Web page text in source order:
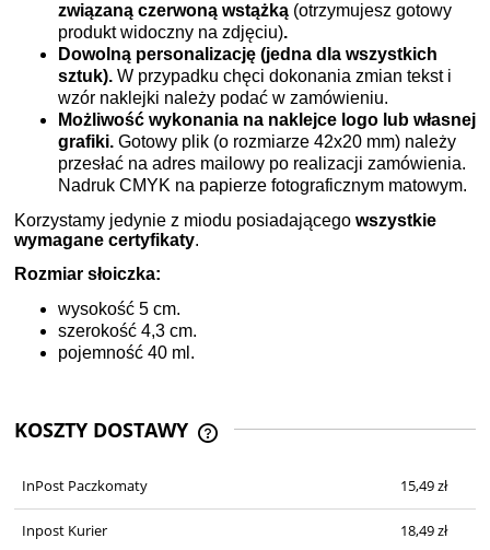
związaną czerwoną wstążką (otrzymujesz gotowy
produkt widoczny na zdjęciu).
Dowolną personalizację (jedna dla wszystkich
sztuk). W przypadku chęci dokonania zmian tekst i
wzór naklejki należy podać w zamówieniu.
Możliwość wykonania na naklejce logo lub własnej
grafiki. Gotowy plik (o rozmiarze 42x20 mm) należy
przesłać na adres mailowy po realizacji zamówienia.
Nadruk CMYK na papierze fotograficznym matowym.
Korzystamy jedynie z miodu posiadającego wszystkie
wymagane certyfikaty.
Rozmiar słoiczka:
wysokość 5 cm.
szerokość 4,3 cm.
pojemność 40 ml.
KOSZTY DOSTAWY
InPost Paczkomaty
15,49 zł
Inpost Kurier 18,49 zł